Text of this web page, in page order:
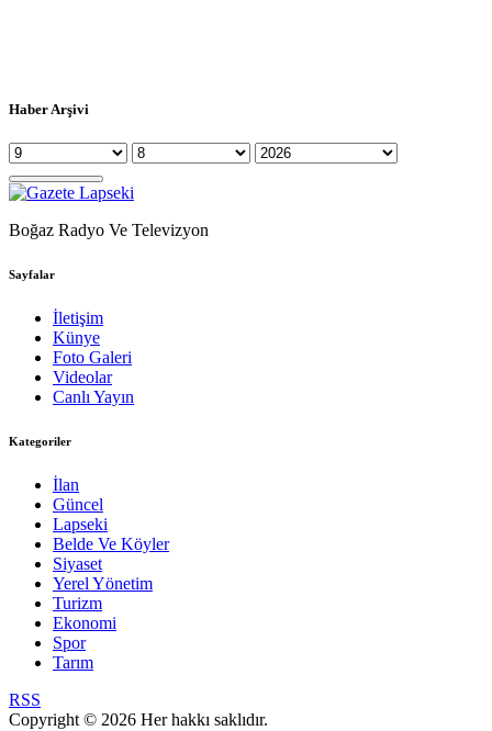
Haber Arşivi
Boğaz Radyo Ve Televizyon
Sayfalar
İletişim
Künye
Foto Galeri
Videolar
Canlı Yayın
Kategoriler
İlan
Güncel
Lapseki
Belde Ve Köyler
Siyaset
Yerel Yönetim
Turizm
Ekonomi
Spor
Tarım
RSS
Copyright © 2026 Her hakkı saklıdır.